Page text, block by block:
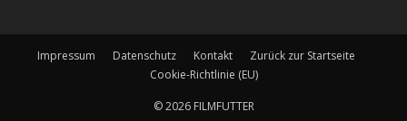
Impressum Datenschutz Kontakt
Zurück zur Startseite
Cookie-Richtlinie (EU)
© 2026 FILMFUTTER